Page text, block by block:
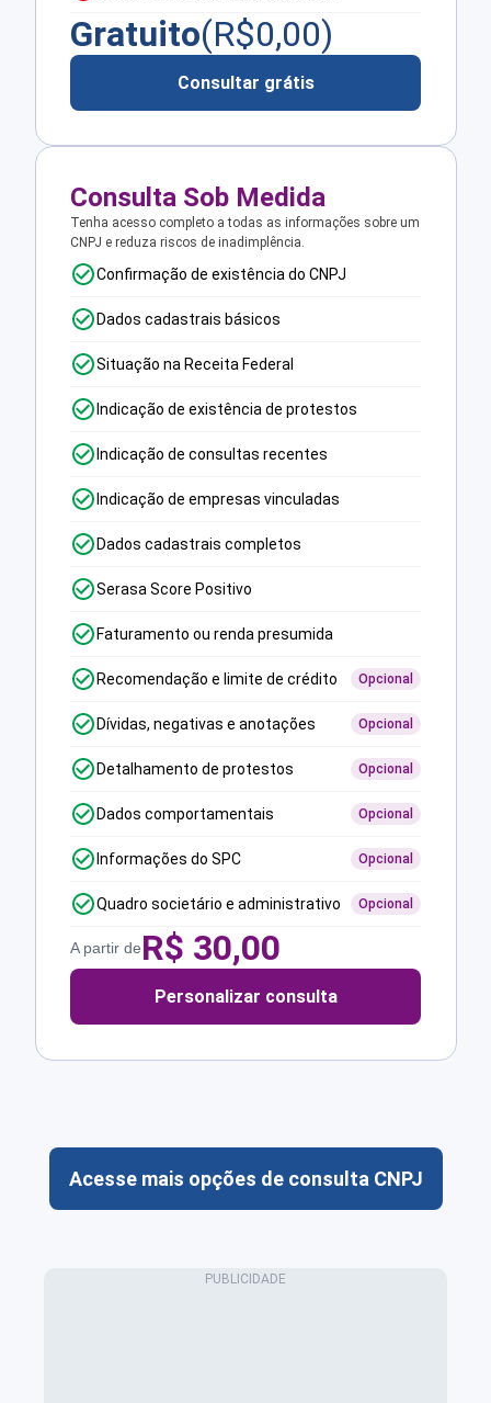
Gratuito(R$0,00)
Consultar grátis
Consulta Sob Medida
Tenha acesso completo a todas as informações sobre um
CNPJ e reduza riscos de inadimplência.
Confirmação de existência do CNPJ
Dados cadastrais básicos
Situação na Receita Federal
Indicação de existência de protestos
Indicação de consultas recentes
Indicação de empresas vinculadas
Dados cadastrais completos
Serasa Score Positivo
Faturamento ou renda presumida
Recomendação e limite de crédito Opcional
Dívidas, negativas e anotações Opcional
Detalhamento de protestos Opcional
Dados comportamentais Opcional
Informações do SPC Opcional
Quadro societário e administrativo Opcional
A partir deR$ 30,00
Personalizar consulta
Acesse mais opções de consulta CNPJ